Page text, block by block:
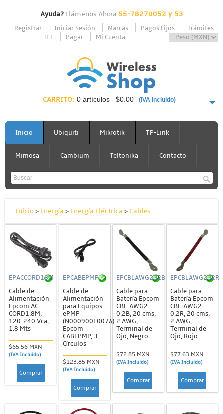
Ayuda?Llámenos Ahora 55-78270052 y 53
Registrar Iniciar Sesión Marcas Pagos Fijos
Trámites
IFT
Pagar Mi Cuenta
CARRITO: 0 artículos - $0.00 (IVA Incluido)
PAGAR AHORA
Inicio Ubiquiti Mikrotik TP-Link
Mimosa Cambium Teltonika Contacto
Inicio> Energía > Energía Eléctrica >Cables
EPACCORD18M
Cable de
Alimentación
Epcom AC-
CORD1.8M,
120-240 Vca,
1.8 Mts
$65.56 MXN
(IVA Incluido)
Comprar
EPCABEPMP
Cable de
Alimentación
para Equipos
ePMP
(N000900L007A)
Epcom
CABEPMP, 3
Círculos
$123.85 MXN
(IVA Incluido)
Comprar
EPCBLAWG202B
Cable para
Batería Epcom
CBL-AWG2-
0.2B, 20 cms,
2 AWG,
Terminal de
Ojo, Negro
$72.85 MXN
(IVA Incluido)
Comprar
EPCBLAWG202R
Cable para
Batería Epcom
CBL-AWG2-
0.2R, 20 cms,
2 AWG,
Terminal de
Ojo, Rojo
$77.63 MXN
(IVA Incluido)
Comprar